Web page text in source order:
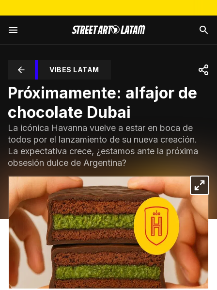
VIBES LATAM
Próximamente: alfajor de
chocolate Dubai
La icónica Havanna vuelve a estar en boca de
todos por el lanzamiento de su nueva creación.
La expectativa crece, ¿estamos ante la próxima
obsesión dulce de Argentina?